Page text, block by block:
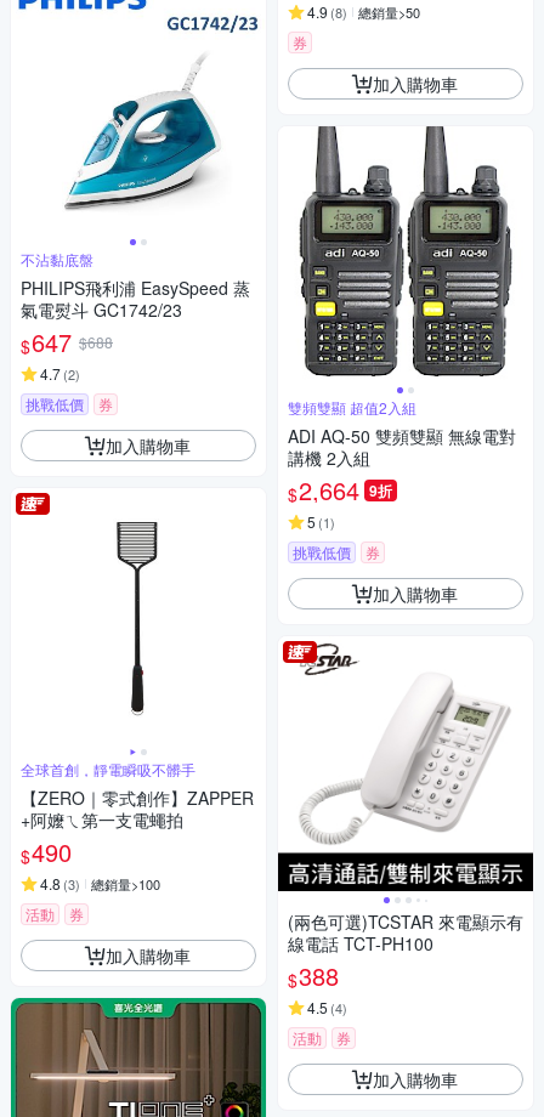
不沾黏底盤
PHILIPS飛利浦 EasySpeed 蒸
氣電熨斗 GC1742/23
$647 $688
4.7(2)
挑戰低價 券
加入購物車
全球首創，靜電瞬吸不髒手
【ZERO｜零式創作】ZAPPER
+阿嬤ㄟ第一支電蠅拍
$490
4.8 (3) 總銷量>100
活動 券
加入購物車
4.9 (8) 總銷量>50
券
加入購物車
雙頻雙顯 超值2入組
ADI AQ-50 雙頻雙顯 無線電對
講機 2入組
$2,664 9折
5 (1)
挑戰低價 券
加入購物車
(兩色可選)TCSTAR 來電顯示有
線電話 TCT-PH100
$388
4.5 (4)
活動 券
加入購物車